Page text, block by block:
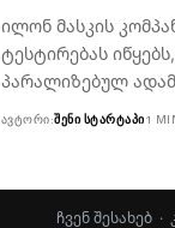
ილონ მასკის
ტესტირებას
პარალიზებულ
ᲐᲕᲢᲝᲠᲘ:ᲨᲔᲜᲘ ᲡᲢᲐᲠᲢᲐᲞᲘ1
ჩვენ შესახებ ·